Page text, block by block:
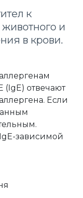
к
животного и
в крови.
отвечают
Если
зависимой